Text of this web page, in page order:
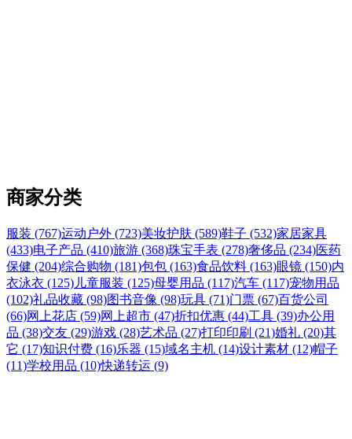
商家分类
服装 (767)运动户外 (723)美妆护肤 (589)鞋子 (532)家居家具
(433)电子产品 (410)旅游 (368)珠宝手表 (278)奢侈品 (234)医药
保健 (204)综合购物 (181)包包 (163)食品饮料 (163)眼镜 (150)内
衣泳衣 (125) 儿童服装 (125)母婴用品 (117)汽车 (117)宠物用品
(102)礼品收藏 (98)图书音像 (98)玩具 (71)门票 (67)百货公司
(66)网上花店 (59)网上超市 (47)折扣优惠 (44)工具 (39)办公用
品 (38)交友 (29)游戏 (28)艺术品 (27)打印印刷 (21)婚礼 (20)其
它 (17)知识付费 (16)乐器 (15)域名主机 (14)设计素材 (12)帽子
(11)学校用品 (10)快递转运 (9)